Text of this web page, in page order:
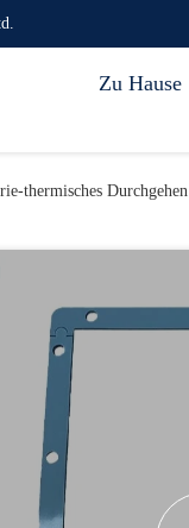
Zu Hause
thermisches Durchgehen